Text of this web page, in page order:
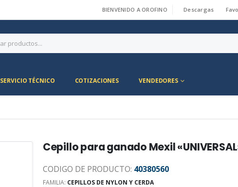
BIENVENIDO A OROFINO Descargas
SERVICIO TÉCNICO COTIZACIONES VENDEDORES
Cepillo para ganado Mexil
CODIGO DE PRODUCTO: 40380560
FAMILIA: CEPILLOS DE NYLON Y CERDA